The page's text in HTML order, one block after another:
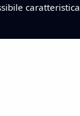
caratteristica